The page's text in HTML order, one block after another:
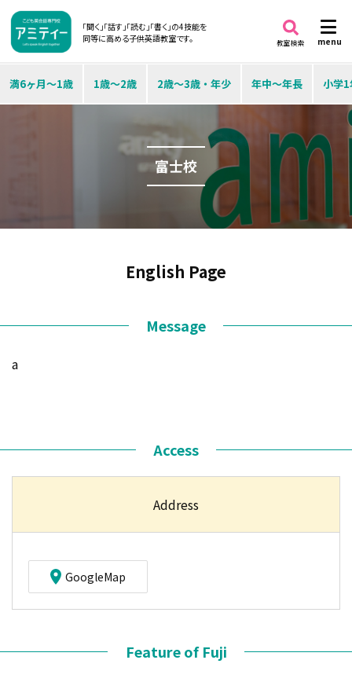
「聞く」「話す」「読む」「書く」の4技能を
同等に高める子供英語教室です。
menu
教室検索
満6ヶ月～1歳 1歳～2歳 2歳～3歳・年少 年中～年長 小学
富士校
English Page
Message
a
Access
Address
GoogleMap
Feature of Fuji